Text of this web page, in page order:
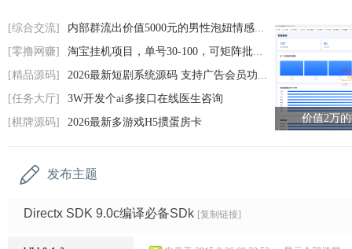
白
源
码
网
[综合交流]
内部群流出价值5000元的男性泡妞情感电子书
[零撸网赚]
淘宝挂机项目，单号30-100，可矩阵批量操作
[精品源码]
2026最新短剧系统源码 支持广告会员功能齐
[任务大厅]
3W开发个ai多接口在线医生咨询
[棋牌源码]
2026最新多游戏H5掼蛋房卡 价值2万
发布主题
Directx SDK 9.0c编译必备SDk [复制链接]